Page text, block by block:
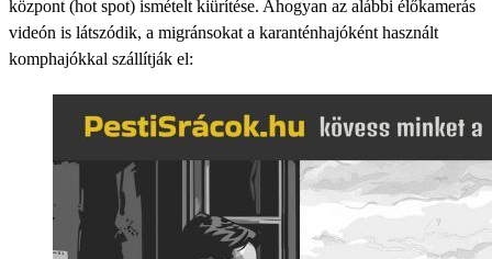
központ (hot spot) ismételt kiürítése. Ahogyan az alábbi élőkamerás
videón is látszódik, a migránsokat a karanténhajóként használt
komphajókkal szállítják el: